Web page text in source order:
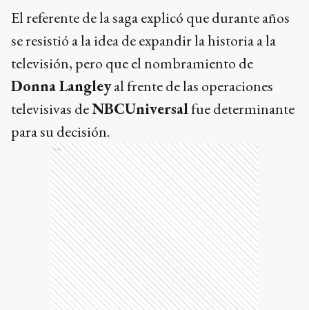
El referente de la saga explicó que durante años
se resistió a la idea de expandir la historia a la
televisión, pero que el nombramiento de
Donna Langleyal frente de las operaciones
televisivas deNBCUniversalfue determinante
para su decisión.
Ads